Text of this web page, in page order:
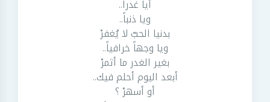
أيا غدراً..
ويا ذنباً..
بدنيا الحبّ لا يُغفرْ
ويا وجهاً خرافياً..
بغير الغدر ما أثمرْ
أبعد اليوم أحلم فيك..
أو أسهرْ ؟